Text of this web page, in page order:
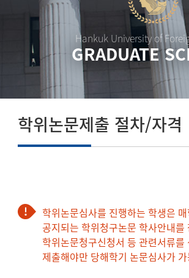
Hankuk University of
GRADUATE
학위논문제출 절차/자격
학위논문심사를 진행하는 학생은
공지되는 학위청구논문 학사안내를
학위논문청구신청서 등 관련서류
제출해야만 당해학기 논문심사가